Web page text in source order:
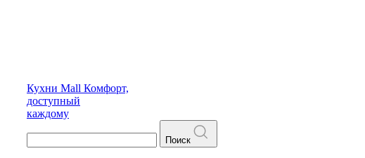
Кухни Mall Комфорт,
доступный
каждому
Поиск